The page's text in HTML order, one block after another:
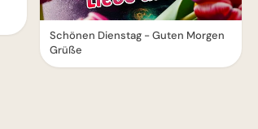
Schönen Dienstag - Guten Morgen
Grüße